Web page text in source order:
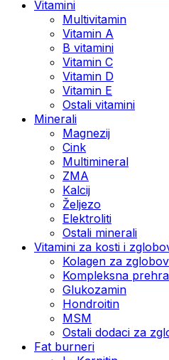
Vitamini
Multivitamin
Vitamin A
B vitamini
Vitamin C
Vitamin D
Vitamin E
Ostali vitamini
Minerali
Magnezij
Cink
Multimineral
ZMA
Kalcij
Željezo
Elektroliti
Ostali minerali
Vitamini za kosti i
Kolagen za
Kompleksna
Glukozamin
Hondroitin
MSM
Ostali dodaci za
Fat burneri